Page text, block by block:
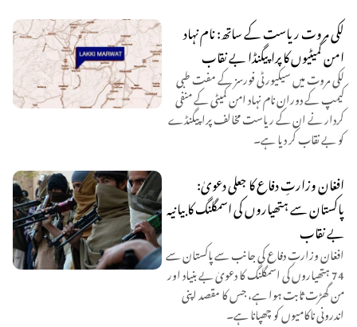
لکی مروت ریاست کے ساتھ: نام نہاد
امن کمیٹیوں کا پراپیگنڈا بے نقاب
لکی مروت میں سیکیورٹی فورسز کے مفت طبی
کیمپ کے دوران نام نہاد امن کمیٹی کے منفی
کردار نے ان کے ریاست مخالف پراپیگنڈے
کو بے نقاب کر دیا ہے۔
افغان وزارتِ دفاع کا جعلی دعویٰ:
پاکستان سے ہتھیاروں کی اسمگلنگ کا بیانیہ
بے نقاب
افغان وزارتِ دفاع کی جانب سے پاکستان سے
74 ہتھیاروں کی اسمگلنگ کا دعویٰ بے بنیاد اور
من گھڑت ثابت ہوا ہے، جس کا مقصد اپنی
اندرونی ناکامیوں کو چھپانا ہے۔